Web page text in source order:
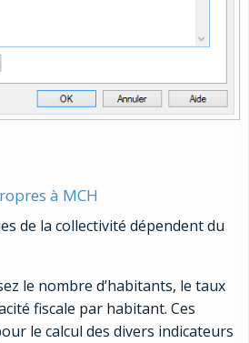
à MCH
de la collectivité dépendent du
le nombre d’habitants, le taux
fiscale par habitant. Ces
le calcul des divers indicateurs